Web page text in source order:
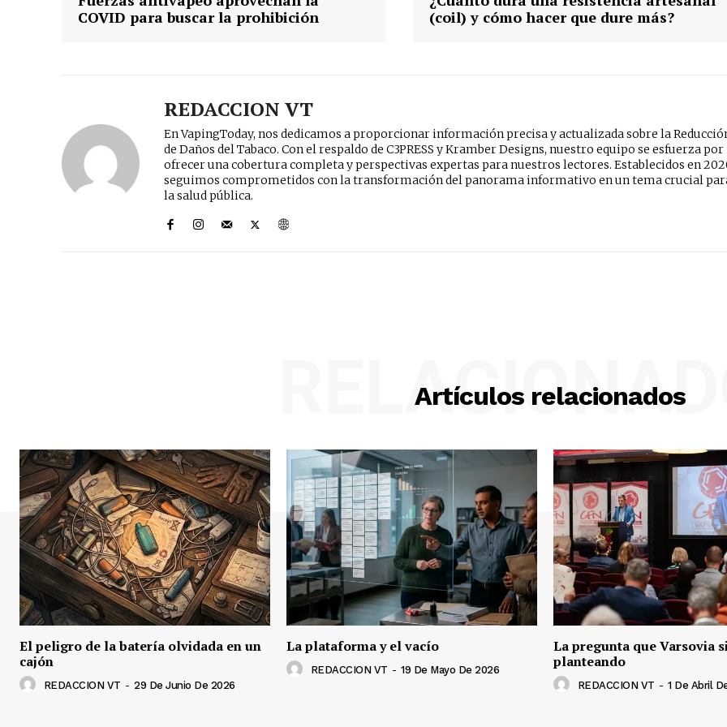
COVID para buscar la prohibición
(coil) y cómo hacer que dure más?
REDACCION VT
En VapingToday, nos dedicamos a proporcionar información precisa y actualizada sobre la
de Daños del Tabaco. Con el respaldo de C3PRESS y Kramber Designs, nuestro equipo se esfuerza por
ofrecer una cobertura completa y perspectivas expertas para nuestros lectores. Establecidos en
seguimos comprometidos con la transformación del panorama informativo en un tema crucial
la salud pública.
Artículos relacionados
El peligro de la batería olvidada en un
cajón
REDACCION VT - 29 De Junio De 2026
La plataforma y el vacío
REDACCION VT - 19 De Mayo De 2026
La pregunta que Varsovia
planteando
REDACCION VT - 1 De Abril